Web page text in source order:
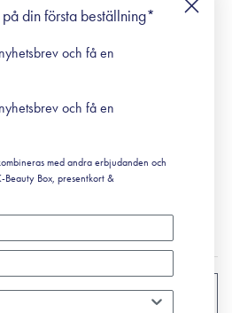
SVERIGE
på din första beställning*
och få en
och få en
med andra erbjudanden och
Beauty Box, presentkort &